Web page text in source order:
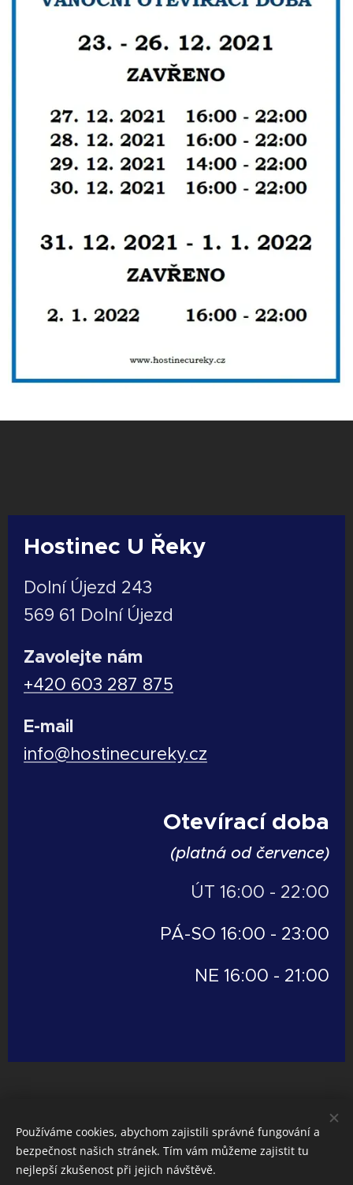
Hostinec U Řeky
Dolní Újezd 243
569 61 Dolní Újezd
Zavolejte nám
+420 603 287 875
E-mail
info@hostinecureky.cz
Otevírací doba
(platná od července)
ÚT 16:00 - 22:00
PÁ-SO 16:00 - 23:00
NE 16:00 - 21:00
Používáme cookies, abychom zajistili správné fungování a
bezpečnost našich stránek. Tím vám můžeme zajistit tu
nejlepší zkušenost při jejich návštěvě.